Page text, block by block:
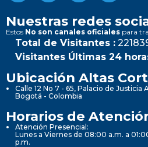
Nuestras redes
Estos No son canales oficiales para
Total de Visitantes :
Visitantes Últimas 24
Ubicación Altas
Calle 12 No 7 - 65, Palacio de Justicia
Bogotá - Colombia
Horarios de
Atención Presencial:
Lunes a Viernes de 08:00 a.m. a
p.m.